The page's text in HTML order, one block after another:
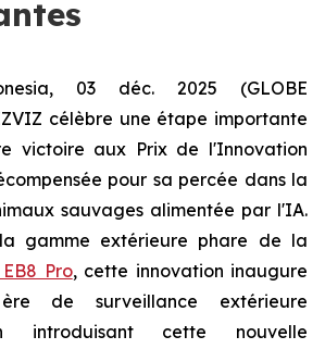
03 déc. 2025 (GLOBE
célèbre une étape importante
victoire aux Prix de l'Innovation
pour sa percée dans la
sauvages alimentée par l'IA.
gamme extérieure phare de la
Pro, cette innovation inaugure
de surveillance extérieure
introduisant cette nouvelle